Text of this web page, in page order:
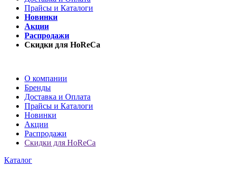
Прайсы и Каталоги
Новинки
Акции
Распродажи
Скидки для HoReCa
О компании
Бренды
Доставка и Оплата
Прайсы и Каталоги
Новинки
Акции
Распродажи
Скидки для HoReCa
Каталог